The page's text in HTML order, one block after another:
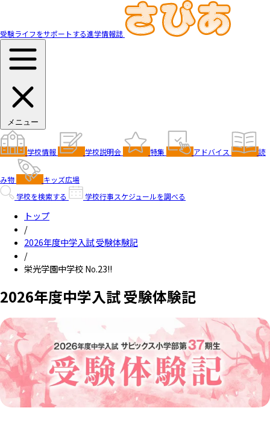
受験ライフをサポートする進学情報誌
メニュー
学校情報 学校説明会 特集 アドバイス 読
み物
キッズ広場
学校を検索する
学校行事スケジュールを調べる
トップ
/
2026年度中学入試 受験体験記
/
栄光学園中学校 No.23!!
2026年度中学入試 受験体験記